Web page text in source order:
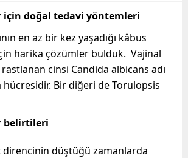
doğal tedavi yöntemleri
en az bir kez yaşadığı kâbus
harika çözümler bulduk. Vajinal
rastlanan cinsi Candida albicans adı
Bir diğeri de Torulopsis
belirtileri
direncinin düştüğü zamanlarda